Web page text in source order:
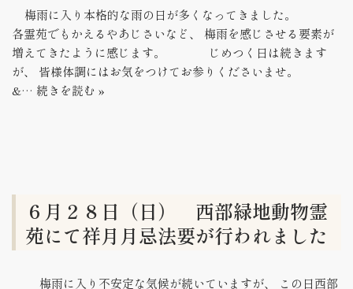
梅雨に入り本格的な雨の日が多くなってきました。
各霊苑でもかえるやあじさいなど、 梅雨を感じさせる要素が
増えてきたように感じます。 じめつく日は続きます
が、 皆様体調にはお気をつけてお参りくださいませ。
&… 続きを読む »
６月２８日（日） 西部緑地動物霊
苑にて祥月月忌法要が行われました
梅雨に入り不安定な気候が続いていますが、 この日西部